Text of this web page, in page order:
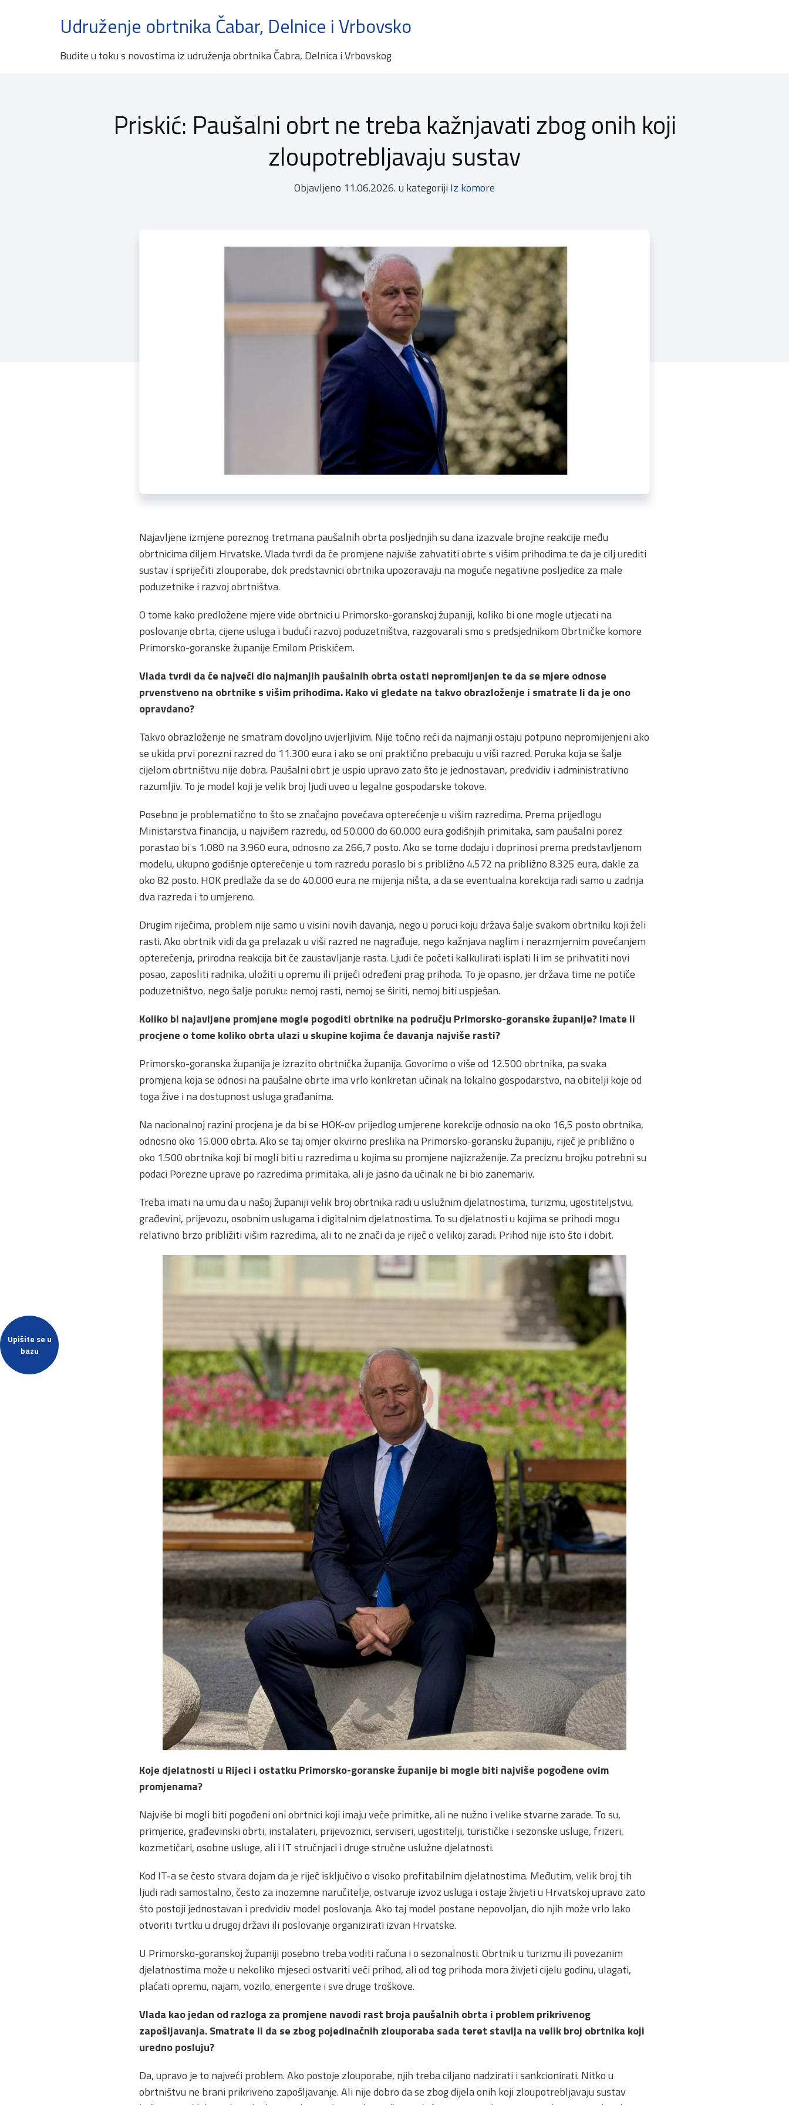
Upišite se u
bazu
Udruženje obrtnika Čabar, Delnice i Vrbovsko
Budite u toku s novostima iz udruženja obrtnika Čabra, Delnica i Vrbovskog
Priskić: Paušalni obrt ne treba kažnjavati zbog onih koji
zloupotrebljavaju sustav
Objavljeno 11.06.2026. u kategoriji Iz komore
Najavljene izmjene poreznog tretmana paušalnih obrta posljednjih su dana izazvale brojne reakcije među
obrtnicima diljem Hrvatske. Vlada tvrdi da će promjene najviše zahvatiti obrte s višim prihodima te da je cilj urediti
sustav i spriječiti zlouporabe, dok predstavnici obrtnika upozoravaju na moguće negativne posljedice za male
poduzetnike i razvoj obrtništva.
O tome kako predložene mjere vide obrtnici u Primorsko-goranskoj županiji, koliko bi one mogle utjecati na
poslovanje obrta, cijene usluga i budući razvoj poduzetništva, razgovarali smo s predsjednikom Obrtničke komore
Primorsko-goranske županije Emilom Priskićem.
Vlada tvrdi da će najveći dio najmanjih paušalnih obrta ostati nepromijenjen te da se mjere odnose
prvenstveno na obrtnike s višim prihodima. Kako vi gledate na takvo obrazloženje i smatrate li da je ono
opravdano?
Takvo obrazloženje ne smatram dovoljno uvjerljivim. Nije točno reći da najmanji ostaju potpuno nepromijenjeni ako
se ukida prvi porezni razred do 11.300 eura i ako se oni praktično prebacuju u viši razred. Poruka koja se šalje
cijelom obrtništvu nije dobra. Paušalni obrt je uspio upravo zato što je jednostavan, predvidiv i administrativno
razumljiv. To je model koji je velik broj ljudi uveo u legalne gospodarske tokove.
Posebno je problematično to što se značajno povećava opterećenje u višim razredima. Prema prijedlogu
Ministarstva financija, u najvišem razredu, od 50.000 do 60.000 eura godišnjih primitaka, sam paušalni porez
porastao bi s 1.080 na 3.960 eura, odnosno za 266,7 posto. Ako se tome dodaju i doprinosi prema predstavljenom
modelu, ukupno godišnje opterećenje u tom razredu poraslo bi s približno 4.572 na približno 8.325 eura, dakle za
oko 82 posto. HOK predlaže da se do 40.000 eura ne mijenja ništa, a da se eventualna korekcija radi samo u zadnja
dva razreda i to umjereno.
Drugim riječima, problem nije samo u visini novih davanja, nego u poruci koju država šalje svakom obrtniku koji želi
rasti. Ako obrtnik vidi da ga prelazak u viši razred ne nagrađuje, nego kažnjava naglim i nerazmjernim povećanjem
opterećenja, prirodna reakcija bit će zaustavljanje rasta. Ljudi će početi kalkulirati isplati li im se prihvatiti novi
posao, zaposliti radnika, uložiti u opremu ili prijeći određeni prag prihoda. To je opasno, jer država time ne potiče
poduzetništvo, nego šalje poruku: nemoj rasti, nemoj se širiti, nemoj biti uspješan.
Koliko bi najavljene promjene mogle pogoditi obrtnike na području Primorsko-goranske županije? Imate li
procjene o tome koliko obrta ulazi u skupine kojima će davanja najviše rasti?
Primorsko-goranska županija je izrazito obrtnička županija. Govorimo o više od 12.500 obrtnika, pa svaka
promjena koja se odnosi na paušalne obrte ima vrlo konkretan učinak na lokalno gospodarstvo, na obitelji koje od
toga žive i na dostupnost usluga građanima.
Na nacionalnoj razini procjena je da bi se HOK-ov prijedlog umjerene korekcije odnosio na oko 16,5 posto obrtnika,
odnosno oko 15.000 obrta. Ako se taj omjer okvirno preslika na Primorsko-goransku županiju, riječ je približno o
oko 1.500 obrtnika koji bi mogli biti u razredima u kojima su promjene najizraženije. Za preciznu brojku potrebni su
podaci Porezne uprave po razredima primitaka, ali je jasno da učinak ne bi bio zanemariv.
Treba imati na umu da u našoj županiji velik broj obrtnika radi u uslužnim djelatnostima, turizmu, ugostiteljstvu,
građevini, prijevozu, osobnim uslugama i digitalnim djelatnostima. To su djelatnosti u kojima se prihodi mogu
relativno brzo približiti višim razredima, ali to ne znači da je riječ o velikoj zaradi. Prihod nije isto što i dobit.
Koje djelatnosti u Rijeci i ostatku Primorsko-goranske županije bi mogle biti najviše pogođene ovim
promjenama?
Najviše bi mogli biti pogođeni oni obrtnici koji imaju veće primitke, ali ne nužno i velike stvarne zarade. To su,
primjerice, građevinski obrti, instalateri, prijevoznici, serviseri, ugostitelji, turističke i sezonske usluge, frizeri,
kozmetičari, osobne usluge, ali i IT stručnjaci i druge stručne uslužne djelatnosti.
Kod IT-a se često stvara dojam da je riječ isključivo o visoko profitabilnim djelatnostima. Međutim, velik broj tih
ljudi radi samostalno, često za inozemne naručitelje, ostvaruje izvoz usluga i ostaje živjeti u Hrvatskoj upravo zato
što postoji jednostavan i predvidiv model poslovanja. Ako taj model postane nepovoljan, dio njih može vrlo lako
otvoriti tvrtku u drugoj državi ili poslovanje organizirati izvan Hrvatske.
U Primorsko-goranskoj županiji posebno treba voditi računa i o sezonalnosti. Obrtnik u turizmu ili povezanim
djelatnostima može u nekoliko mjeseci ostvariti veći prihod, ali od tog prihoda mora živjeti cijelu godinu, ulagati,
plaćati opremu, najam, vozilo, energente i sve druge troškove.
Vlada kao jedan od razloga za promjene navodi rast broja paušalnih obrta i problem prikrivenog
zapošljavanja. Smatrate li da se zbog pojedinačnih zlouporaba sada teret stavlja na velik broj obrtnika koji
uredno posluju?
Da, upravo je to najveći problem. Ako postoje zlouporabe, njih treba ciljano nadzirati i sankcionirati. Nitko u
obrtništvu ne brani prikriveno zapošljavanje. Ali nije dobro da se zbog dijela onih koji zloupotrebljavaju sustav